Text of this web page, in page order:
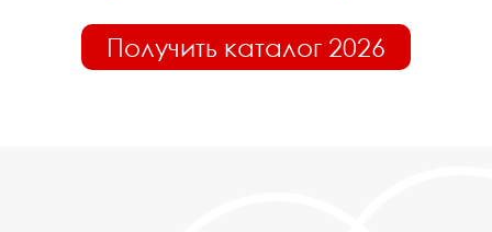
Получить каталог 2026